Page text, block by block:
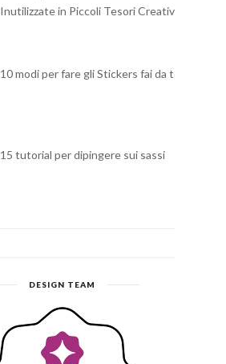
Inutilizzate in Piccoli Tesori Creativi
10 modi per fare gli Stickers fai da te
15 tutorial per dipingere sui sassi
DESIGN TEAM